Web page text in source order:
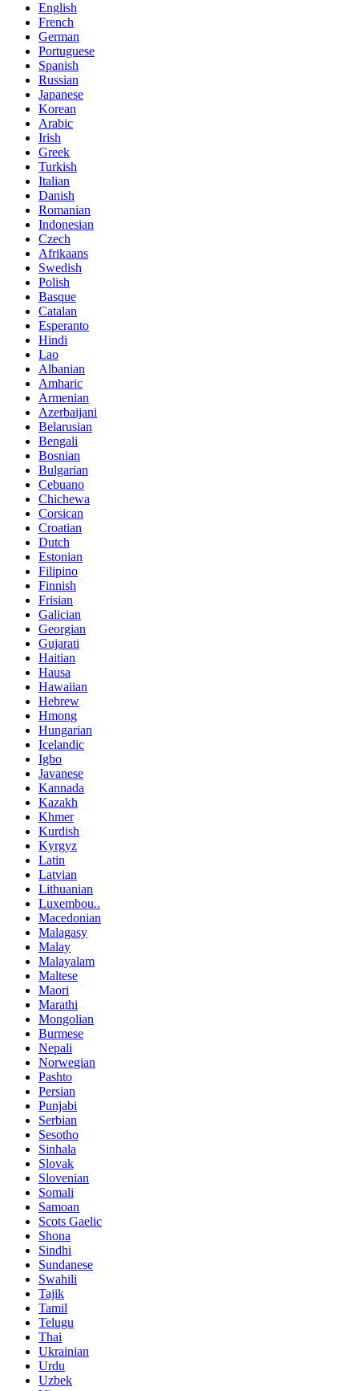
English
French
German
Portuguese
Spanish
Russian
Japanese
Korean
Arabic
Irish
Greek
Turkish
Italian
Danish
Romanian
Indonesian
Czech
Afrikaans
Swedish
Polish
Basque
Catalan
Esperanto
Hindi
Lao
Albanian
Amharic
Armenian
Azerbaijani
Belarusian
Bengali
Bosnian
Bulgarian
Cebuano
Chichewa
Corsican
Croatian
Dutch
Estonian
Filipino
Finnish
Frisian
Galician
Georgian
Gujarati
Haitian
Hausa
Hawaiian
Hebrew
Hmong
Hungarian
Icelandic
Igbo
Javanese
Kannada
Kazakh
Khmer
Kurdish
Kyrgyz
Latin
Latvian
Lithuanian
Luxembou..
Macedonian
Malagasy
Malay
Malayalam
Maltese
Maori
Marathi
Mongolian
Burmese
Nepali
Norwegian
Pashto
Persian
Punjabi
Serbian
Sesotho
Sinhala
Slovak
Slovenian
Somali
Samoan
Scots Gaelic
Shona
Sindhi
Sundanese
Swahili
Tajik
Tamil
Telugu
Thai
Ukrainian
Urdu
Uzbek